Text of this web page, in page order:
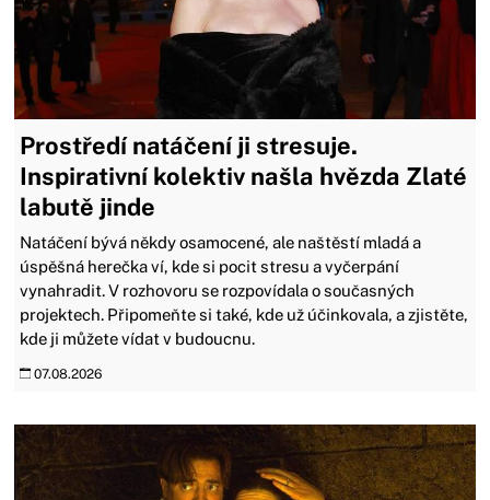
Prostředí natáčení ji stresuje.
Inspirativní kolektiv našla hvězda Zlaté
labutě jinde
Natáčení bývá někdy osamocené, ale naštěstí mladá a
úspěšná herečka ví, kde si pocit stresu a vyčerpání
vynahradit. V rozhovoru se rozpovídala o současných
projektech. Připomeňte si také, kde už účinkovala, a zjistěte,
kde ji můžete vídat v budoucnu.
07.08.2026